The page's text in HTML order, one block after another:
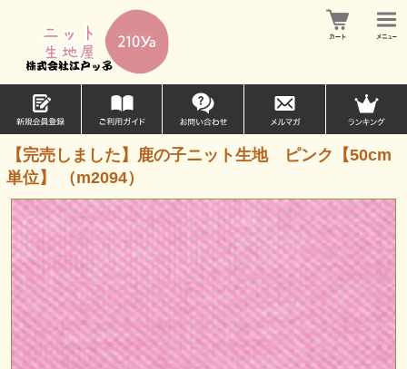
【完売しました】鹿の子ニット生地 ピンク【50cm
単位】 （m2094）